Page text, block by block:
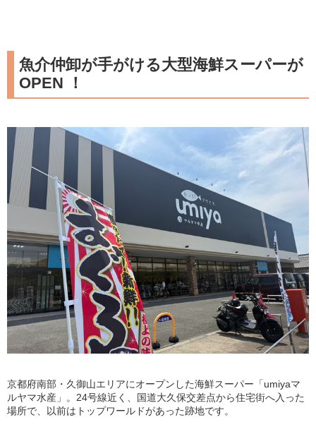
魚介仲卸が手がける大型海鮮スーパーが
OPEN ！
京都府南部・久御山エリアにオープンした海鮮スーパー「umiyaマ
ルヤマ水産」。24号線近く、国道大久保交差点から住宅街へ入った
場所で、以前はトップワールドがあった跡地です。